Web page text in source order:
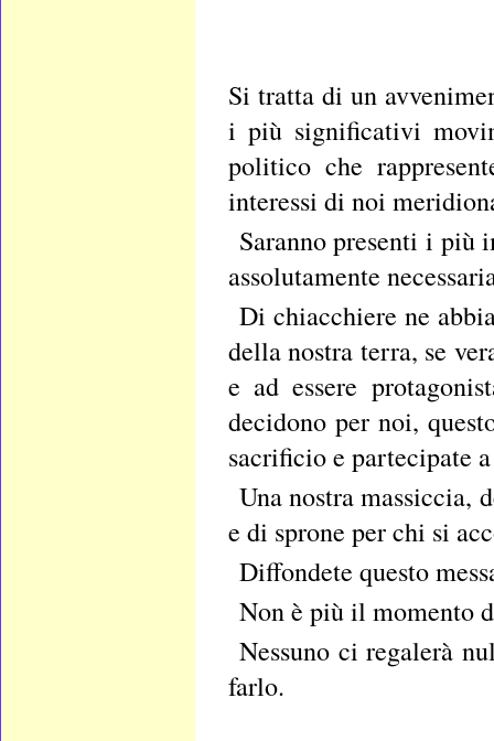
Si tratta di un
i più significativi
politico che
interessi di noi
Saranno presenti i più
assolutamente
Di chiacchiere ne
della nostra terra, se
e ad essere
decidono per noi,
sacrificio e partecipate
Una nostra massiccia,
e di sprone per chi si
Diffondete questo
Non è più il momento
Nessuno ci regalerà
farlo.